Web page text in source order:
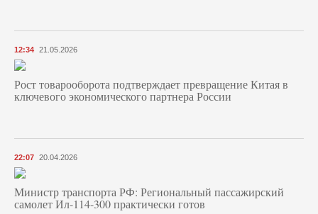
12:34 21.05.2026
Рост товарооборота подтверждает превращение Китая в
ключевого экономического партнера России
22:07 20.04.2026
Министр транспорта РФ: Региональный пассажирский
самолет Ил-114-300 практически готов